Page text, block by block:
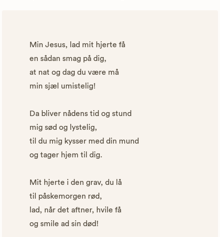
Min Jesus, lad mit hjerte få
en sådan smag på dig,
at nat og dag du være må
min sjæl umistelig!
Da bliver nådens tid og stund
mig sød og lystelig,
til du mig kysser med din mund
og tager hjem til dig.
Mit hjerte i den grav, du lå
til påskemorgen rød,
lad, når det aftner, hvile få
og smile ad sin død!